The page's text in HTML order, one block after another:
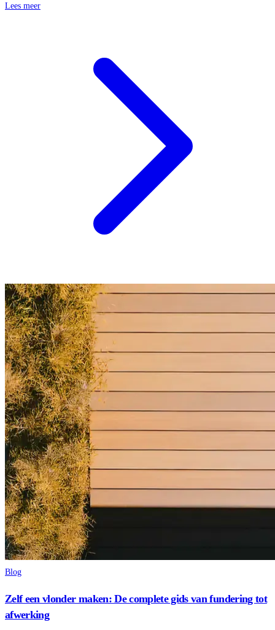
Lees meer
Blog
Zelf een vlonder maken: De complete gids van fundering tot
afwerking